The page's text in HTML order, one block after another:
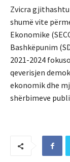
Zvicra gjithashtu
shumë vite
Ekonomike
Bashkëpunim
2021-2024
qeverisjen
ekonomik dhe
shërbimeve